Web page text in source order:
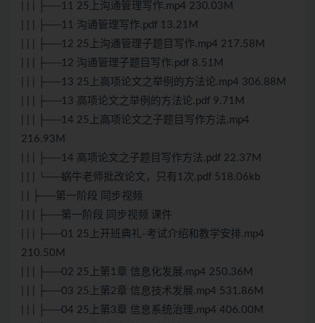
| | | ├──11 25上沟通管理写作.mp4 230.03M
| | | ├──11 沟通管理写作.pdf 13.21M
| | | ├──12 25上沟通管理子题目写作.mp4 217.58M
| | | ├──12 沟通管理子题目写作.pdf 8.51M
| | | ├──13 25上高项论文之举例的方法论.mp4 306.88M
| | | ├──13 高项论文之举例的方法论.pdf 9.71M
| | | ├──14 25上高项论文之子题目写作方法.mp4
216.93M
| | | ├──14 高项论文之子题目写作方法.pdf 22.37M
| | | └──蜗牛老师批改论文，只有1次.pdf 518.06kb
| | ├──第一阶段 同步视频
| | | ├──第一阶段 同步视频 课件
| | | ├──01 25上开班典礼-考试介绍和教学安排.mp4
210.50M
| | | ├──02 25上第1章 信息化发展.mp4 250.36M
| | | ├──03 25上第2章 信息技术发展.mp4 531.86M
| | | ├──04 25上第3章 信息系统治理.mp4 406.00M